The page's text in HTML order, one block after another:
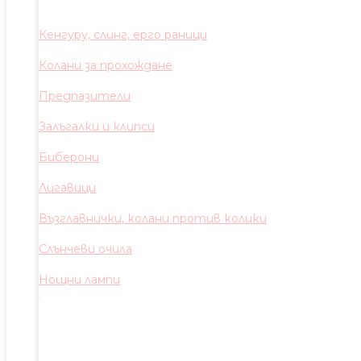
Кенгуру, слинг, ерго раници
Колани за прохождане
Предпазители
Залъгалки и клипси
Биберони
Лигавици
Възглавнички, колани против колики
Слънчеви очила
Нощни лампи